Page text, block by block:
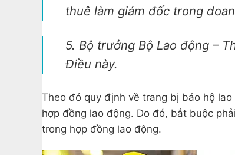
thuê làm giám đốc trong
5. Bộ trưởng Bộ Lao động –
Điều này.
Theo đó quy định về trang bị bảo hộ
hợp đồng lao động. Do đó, bắt buộc
trong hợp đồng lao động.